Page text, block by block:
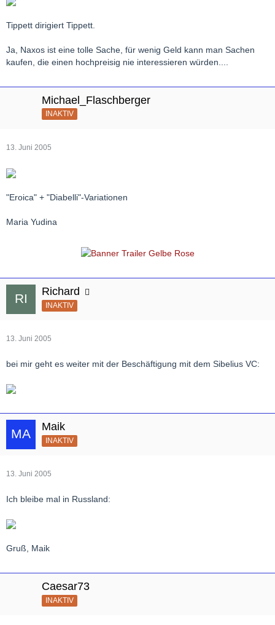
Tippett dirigiert Tippett.
Ja, Naxos ist eine tolle Sache, für wenig Geld kann man Sachen
kaufen, die einen hochpreisig nie interessieren würden....
Michael_Flaschberger
INAKTIV
13. Juni 2005
"Eroica" + "Diabelli"-Variationen
Maria Yudina
Richard
INAKTIV
13. Juni 2005
bei mir geht es weiter mit der Beschäftigung mit dem Sibelius VC:
Maik
INAKTIV
13. Juni 2005
Ich bleibe mal in Russland:
Gruß, Maik
Caesar73
INAKTIV